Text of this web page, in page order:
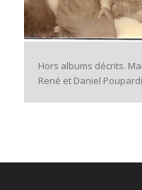
Hors albums décrits.
René et Daniel